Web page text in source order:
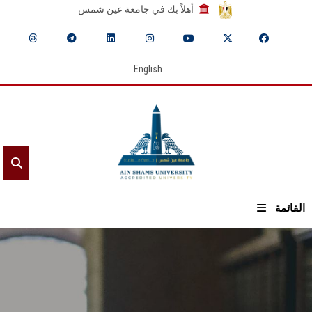
أهلاً بك في جامعة عين شمس
English
القائمة